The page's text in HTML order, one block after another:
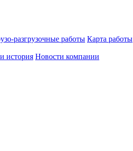
разгрузочные работы Карта работы
история Новости компании